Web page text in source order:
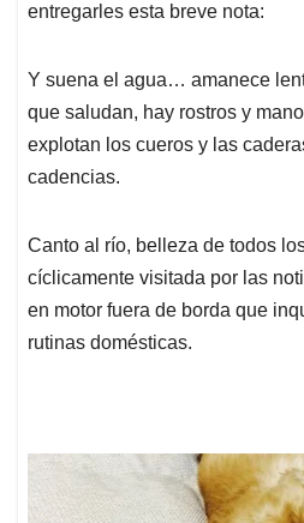
entregarles esta breve nota:
Y suena el agua… amanece
que saludan, hay rostros y
explotan los cueros y las
cadencias.
Canto al río, belleza de todos
cíclicamente visitada por las
en motor fuera de borda que
rutinas domésticas.